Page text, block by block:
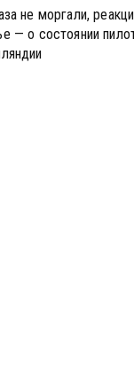
не моргали,
— о состоянии